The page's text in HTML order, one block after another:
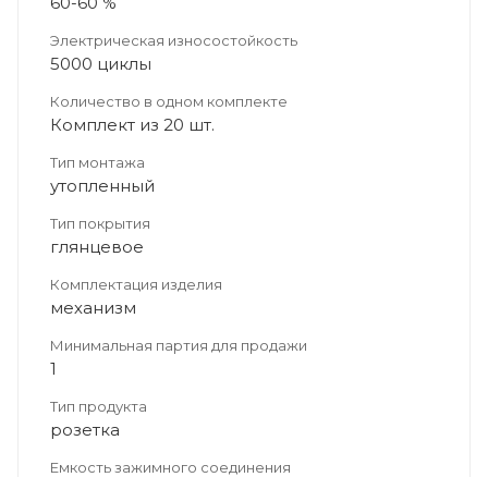
Электрическая износостойкость
5000 циклы
Количество в одном комплекте
Комплект из 20 шт.
Тип монтажа
утопленный
Тип покрытия
глянцевое
Комплектация изделия
механизм
Минимальная партия для продажи
1
Тип продукта
розетка
Емкость зажимного соединения